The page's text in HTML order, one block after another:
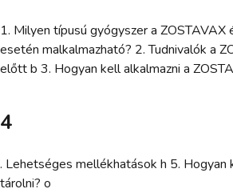
1. Milyen típusú gyógyszer a
esetén malkalmazható? 2. Tudnivalók a
előtt b 3. Hogyan kell alkalmazni a
4
. Lehetséges mellékhatások h 5. Hogyan
tárolni? o